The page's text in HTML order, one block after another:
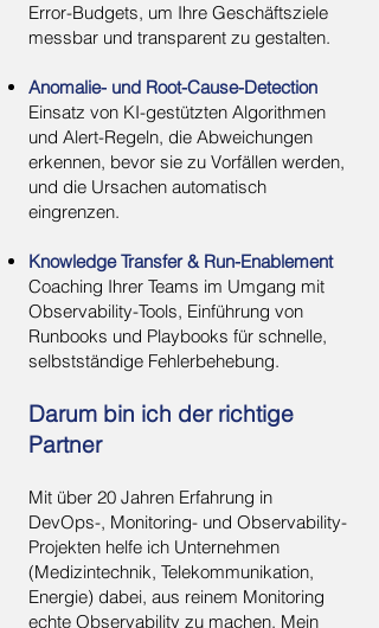
Error-Budgets, um Ihre Geschäftsziele
messbar und transparent zu gestalten.
Anomalie- und Root-Cause-Detection
Einsatz von KI-gestützten Algorithmen
und Alert-Regeln, die Abweichungen
erkennen, bevor sie zu Vorfällen werden,
und die Ursachen automatisch
eingrenzen.
Knowledge Transfer & Run-Enablement
Coaching Ihrer Teams im Umgang mit
Observability-Tools, Einführung von
Runbooks und Playbooks für schnelle,
selbstständige Fehlerbehebung.
Darum bin ich der richtige
Partner
Mit über 20 Jahren Erfahrung in
DevOps-, Monitoring- und Observability-
Projekten helfe ich Unternehmen
(Medizintechnik, Telekommunikation,
Energie) dabei, aus reinem Monitoring
echte Observability zu machen. Mein